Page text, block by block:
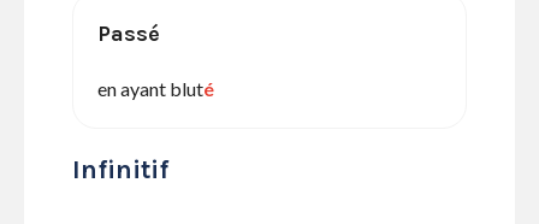
Passé
en ayant bluté
Infinitif